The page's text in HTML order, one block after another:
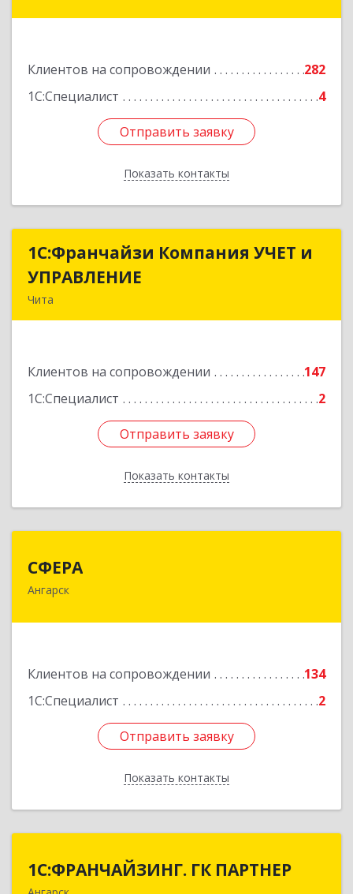
Клиентов на сопровождении
282
1С:Специалист
4
Отправить заявку
Показать контакты
Отправить заявку
Назад
1С:Франчайзи Компания УЧЕТ и
УПРАВЛЕНИЕ
Чита
Клиентов на сопровождении
147
1С:Специалист
2
Отправить заявку
Показать контакты
1С:Франчайзи Компания УЧЕТ и
Подробнее
Отправить заявку
Назад
СФЕРА
Ангарск
Клиентов на сопровождении
134
1С:Специалист
2
Отправить заявку
Показать контакты
665816, Иркутская обл, Ангарск г, 177-й кв-л,
Отправить заявку
Назад
1С:ФРАНЧАЙЗИНГ. ГК ПАРТНЕР
1С:ФРАНЧАЙЗИНГ. ГК ПАРТНЕР